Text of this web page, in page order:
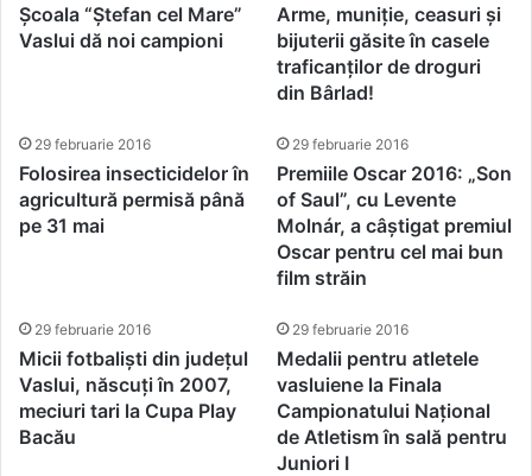
Școala “Ștefan cel Mare”
Vaslui dă noi campioni
Arme, muniție, ceasuri și
bijuterii găsite în casele
traficanților de droguri
din Bârlad!
29 februarie 2016
Folosirea insecticidelor în
agricultură permisă până
pe 31 mai
29 februarie 2016
Premiile Oscar 2016: „Son
of Saul”, cu Levente
Molnár, a câștigat premiul
Oscar pentru cel mai bun
film străin
29 februarie 2016
Micii fotbaliști din județul
Vaslui, născuți în 2007,
meciuri tari la Cupa Play
Bacău
29 februarie 2016
Medalii pentru atletele
vasluiene la Finala
Campionatului Național
de Atletism în sală pentru
Juniori I